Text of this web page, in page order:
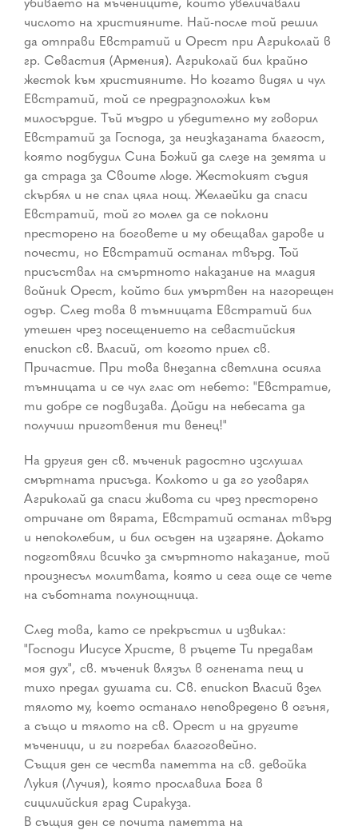
числото на християните. Най-после той решил
да отправи Евстратий и Орест при Агриколай в
гр. Севастия (Армения). Агриколай бил крайно
жесток към християните. Но когато видял и чул
Евстратий, той се предразположил към
милосърдие. Тъй мъдро и убедително му говорил
Евстратий за Господа, за неизказаната благост,
която подбудил Сина Божий да слезе на земята и
да страда за Своите люде. Жестокият съдия
скърбял и не спал цяла нощ. Желаейки да спаси
Евстратий, той го молел да се поклони
престорено на боговете и му обещавал дарове и
почести, но Евстратий останал твърд. Той
присъствал на смъртното наказание на младия
войник Орест, който бил умъртвен на нагорещен
одър. След това в тъмницата Евстратий бил
утешен чрез посещението на севастийския
епископ св. Власий, от когото приел св.
Причастие. При това внезапна светлина осияла
тъмницата и се чул глас от небето: "Евстратие,
ти добре се подвизава. Дойди на небесата да
получиш приготвения ти венец!"
На другия ден св. мъченик радостно изслушал
смъртната присъда. Колкото и да го уговарял
Агриколай да спаси живота си чрез престорено
отричане от вярата, Евстратий останал твърд
и непоколебим, и бил осъден на изгаряне. Докато
подготвяли всичко за смъртното наказание, той
произнесъл молитвата, която и сега още се чете
на съботната полунощница.
След това, като се прекръстил и извикал:
"Господи Иисусе Христе, в ръцете Ти предавам
моя дух", св. мъченик влязъл в огнената пещ и
тихо предал душата си. Св. епископ Власий взел
тялото му, което останало неповредено в огъня,
а също и тялото на св. Орест и на другите
мъченици, и ги погребал благоговейно.
Същия ден се чества паметта на св. девойка
Лукия (Лучия), която прославила Бога в
сицилийския град Сиракуза.
В същия ден се почита паметта на